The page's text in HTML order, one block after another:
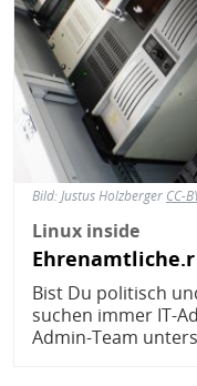
Bild:Justus Holzberger CC-
Linux inside
Bist Du politisch
suchen immer IT-
Admin-Team